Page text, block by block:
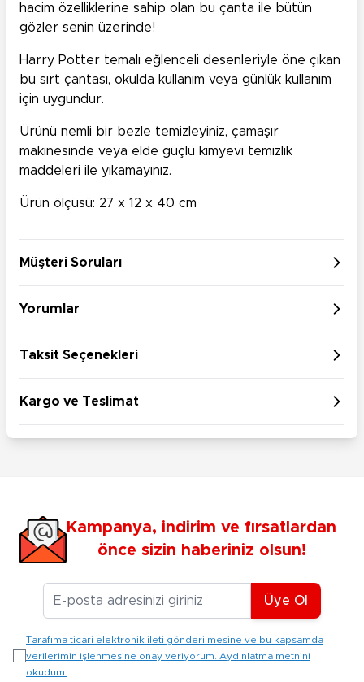
hacim özelliklerine sahip olan bu çanta ile bütün
gözler senin üzerinde!
Harry Potter temalı eğlenceli desenleriyle öne çıkan
bu sırt çantası, okulda kullanım veya günlük kullanım
için uygundur.
Ürünü nemli bir bezle temizleyiniz, çamaşır
makinesinde veya elde güçlü kimyevi temizlik
maddeleri ile yıkamayınız.
Ürün ölçüsü: 27 x 12 x 40 cm
Müşteri Soruları
Yorumlar
Taksit Seçenekleri
Kargo ve Teslimat
Kampanya, indirim ve fırsatlardan
önce sizin haberiniz olsun!
E-posta Adresiniz
Üye Ol
Tarafıma ticari elektronik ileti gönderilmesine ve bu kapsamda
verilerimin işlenmesine onay veriyorum. Aydınlatma metnini
okudum.